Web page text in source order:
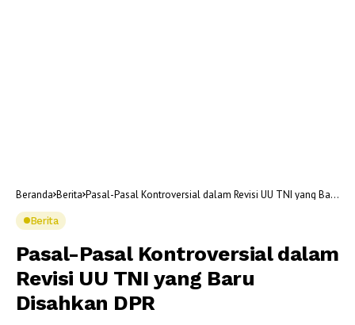
Beranda Berita Pasal-Pasal Kontroversial dalam Revisi UU TNI yang Baru
Berita
Pasal-Pasal Kontroversial dalam
Revisi UU TNI yang Baru
Disahkan DPR